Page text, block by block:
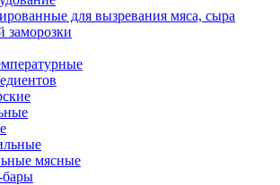
для вызревания мяса, сыра
заморозки
мясные
бары